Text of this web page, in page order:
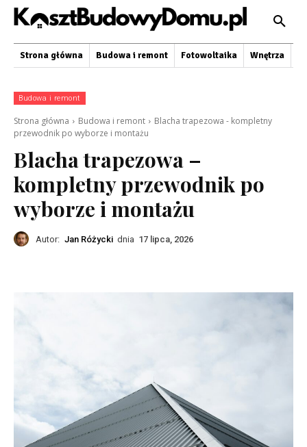
Strona główna Budowa i remont Fotowoltaika Wnętrza
Budowa i remont
Strona główna Budowa i remont
Blacha trapezowa - kompletny
przewodnik po wyborze i montażu
Blacha trapezowa –
kompletny przewodnik po
wyborze i montażu
Autor: Jan Różycki dnia 17 lipca, 2026